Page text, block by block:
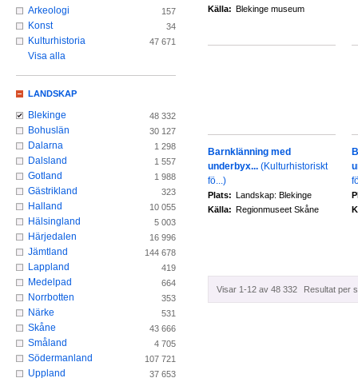
Källa: Blekinge museum
Barnklänning med
underbyx... (Kulturhistoriskt
fö...)
Plats: Landskap: Blekinge
Källa: Regionmuseet Skåne
Visar 1-12 av 48 332 Resultat per
Arkeologi 157
Konst 34
Kulturhistoria 47 671
Visa alla
LANDSKAP
Blekinge 48 332
Bohuslän 30 127
Dalarna 1 298
Dalsland 1 557
Gotland 1 988
Gästrikland 323
Halland 10 055
Hälsingland 5 003
Härjedalen 16 996
Jämtland 144 678
Lappland 419
Medelpad 664
Norrbotten 353
Närke 531
Skåne 43 666
Småland 4 705
Södermanland 107 721
Uppland 37 653